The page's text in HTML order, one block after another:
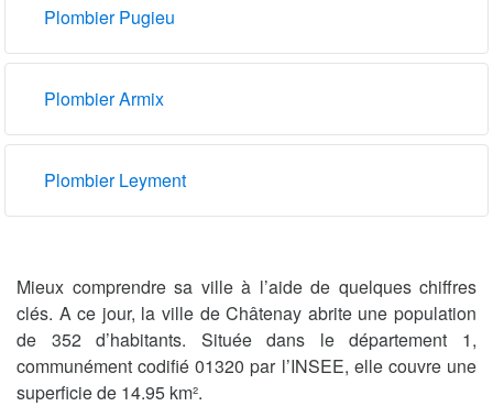
Plombier Pugieu
Plombier Armix
Plombier Leyment
Mieux comprendre sa ville à l’aide de quelques chiffres
clés. A ce jour, la ville de Châtenay abrite une population
de 352 d’habitants. Située dans le département 1,
communément codifié 01320 par l’INSEE, elle couvre une
superficie de 14.95 km².